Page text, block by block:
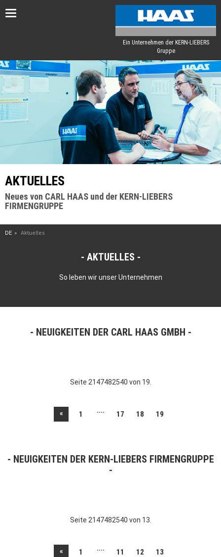
Toggle
Ein Unternehmen der KERN-LIEBERS
Gruppe
AKTUELLES
Neues von CARL HAAS und der KERN-LIEBERS
FIRMENGRUPPE
DE Aktuelles
AKTUELLES
So leben wir unser Unternehmen
NEUIGKEITEN DER CARL HAAS GMBH
Seite 2147482540 von 19.
« 1 .... 17 18 19
NEUIGKEITEN DER KERN-LIEBERS FIRMENGRUPPE
Seite 2147482540 von 13.
« 1 .... 11 12 13